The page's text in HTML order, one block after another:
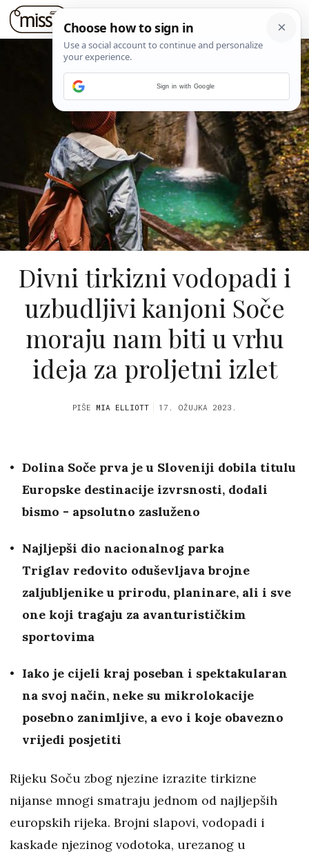
Divni tirkizni vodopadi i
uzbudljivi kanjoni Soče
moraju nam biti u vrhu
ideja za proljetni izlet
PIŠE MIA ELLIOTT 17. OŽUJKA 2023.
Dolina Soče prva je u Sloveniji dobila titulu
Europske destinacije izvrsnosti, dodali
bismo - apsolutno zasluženo
Najljepši dio nacionalnog parka
Triglav redovito oduševljava brojne
zaljubljenike u prirodu, planinare, ali i sve
one koji tragaju za avanturističkim
sportovima
Iako je cijeli kraj poseban i spektakularan
na svoj način, neke su mikrolokacije
posebno zanimljive, a evo i koje obavezno
vrijedi posjetiti
Rijeku Soču zbog njezine izrazite tirkizne
nijanse mnogi smatraju jednom od najljepših
europskih rijeka. Brojni slapovi, vodopadi i
kaskade njezinog vodotoka, urezanog u
Sign in with Google